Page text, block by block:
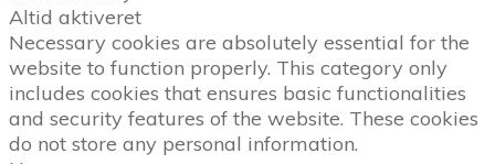
Altid aktiveret
Necessary cookies are absolutely essential for the
website to function properly. This category only
includes cookies that ensures basic functionalities
and security features of the website. These cookies
do not store any personal information.